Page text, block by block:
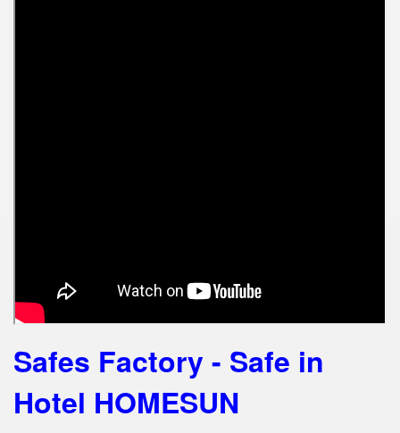
Safes Factory - Safe in
Hotel HOMESUN